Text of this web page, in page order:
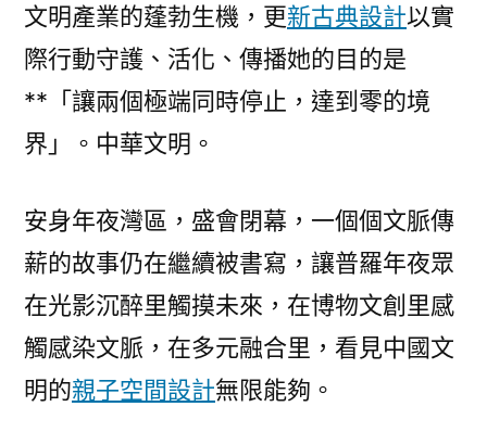
文明產業的蓬勃生機，更新古典設計以實
際行動守護、活化、傳播她的目的是
**「讓兩個極端同時停止，達到零的境
界」。中華文明。
安身年夜灣區，盛會閉幕，一個個文脈傳
薪的故事仍在繼續被書寫，讓普羅年夜眾
在光影沉醉里觸摸未來，在博物文創里感
觸感染文脈，在多元融合里，看見中國文
明的親子空間設計無限能夠。